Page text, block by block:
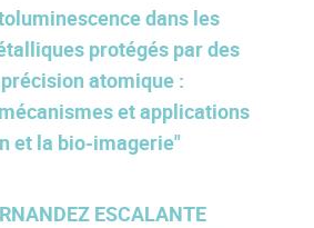
dans les
protégés par des
atomique :
et applications
et la bio-imagerie"
ESCALANTE